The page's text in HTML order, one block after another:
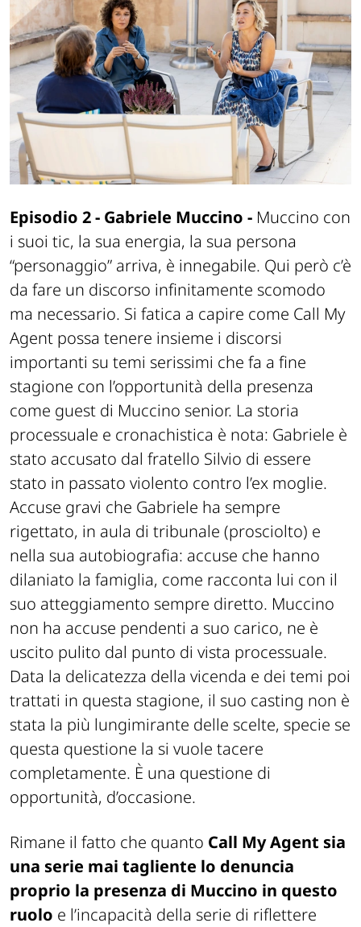
Episodio 2 - Gabriele Muccino - Muccino con
i suoi tic, la sua energia, la sua persona
“personaggio” arriva, è innegabile. Qui però c’è
da fare un discorso infinitamente scomodo
ma necessario. Si fatica a capire come Call My
Agent possa tenere insieme i discorsi
importanti su temi serissimi che fa a fine
stagione con l’opportunità della presenza
come guest di Muccino senior. La storia
processuale e cronachistica è nota: Gabriele è
stato accusato dal fratello Silvio di essere
stato in passato violento contro l’ex moglie.
Accuse gravi che Gabriele ha sempre
rigettato, in aula di tribunale (prosciolto) e
nella sua autobiografia: accuse che hanno
dilaniato la famiglia, come racconta lui con il
suo atteggiamento sempre diretto. Muccino
non ha accuse pendenti a suo carico, ne è
uscito pulito dal punto di vista processuale.
Data la delicatezza della vicenda e dei temi poi
trattati in questa stagione, il suo casting non è
stata la più lungimirante delle scelte, specie se
questa questione la si vuole tacere
completamente. È una questione di
opportunità, d’occasione.
Rimane il fatto che quanto Call My Agent sia
una serie mai tagliente lo denuncia
proprio la presenza di Muccino in questo
ruolo e l’incapacità della serie di riflettere